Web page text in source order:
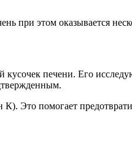
при этом оказывается
печени. Его
К). Это помогает